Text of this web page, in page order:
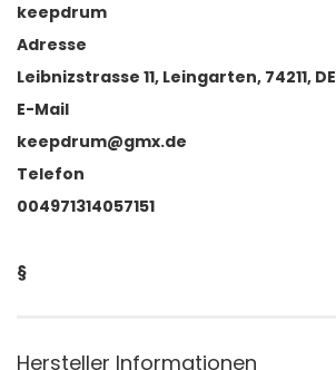
keepdrum
Adresse
Leibnizstrasse 11, Leingarten, 74211, DE
E-Mail
keepdrum@gmx.de
Telefon
004971314057151
§
Hersteller Informationen